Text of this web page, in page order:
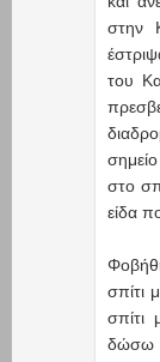
στην
του
στο
είδα
σπίτι
σπίτι
δώσω